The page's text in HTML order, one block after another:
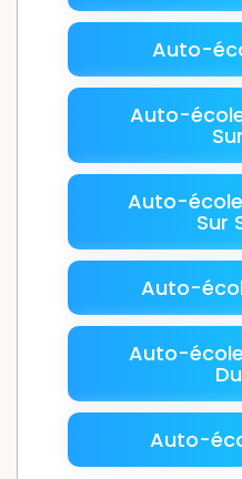
Auto-
Auto-
Auto-
Sur
Auto-
Auto-
Auto-